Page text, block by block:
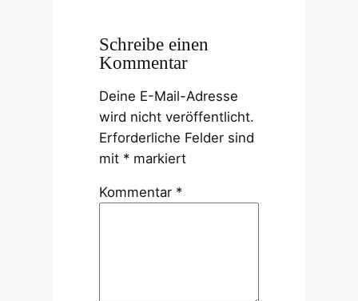
Schreibe einen
Kommentar
Deine E-Mail-Adresse
wird nicht veröffentlicht.
Erforderliche Felder sind
mit * markiert
Kommentar *